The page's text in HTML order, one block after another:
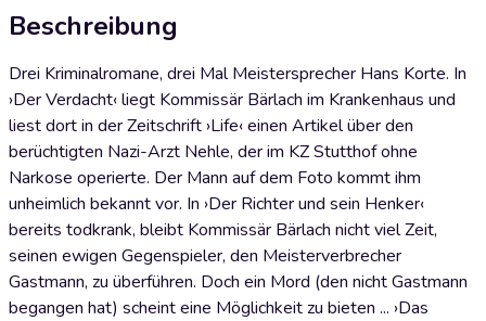
Beschreibung
Drei Kriminalromane, drei Mal Meistersprecher Hans Korte. In
›Der Verdacht‹ liegt Kommissär Bärlach im Krankenhaus und
liest dort in der Zeitschrift ›Life‹ einen Artikel über den
berüchtigten Nazi-Arzt Nehle, der im KZ Stutthof ohne
Narkose operierte. Der Mann auf dem Foto kommt ihm
unheimlich bekannt vor. In ›Der Richter und sein Henker‹
bereits todkrank, bleibt Kommissär Bärlach nicht viel Zeit,
seinen ewigen Gegenspieler, den Meisterverbrecher
Gastmann, zu überführen. Doch ein Mord (den nicht Gastmann
begangen hat) scheint eine Möglichkeit zu bieten ... ›Das